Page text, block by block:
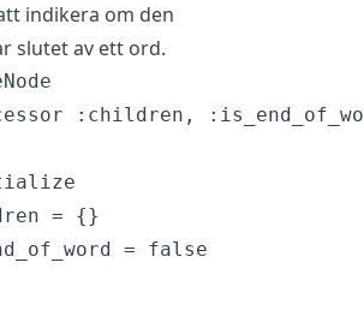
indikera om den
slutet av ett ord.
:children,
= {}
= false